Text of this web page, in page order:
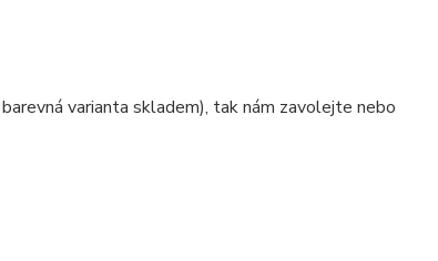
varianta skladem), tak nám zavolejte nebo